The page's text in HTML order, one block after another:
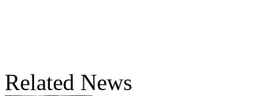
Related News